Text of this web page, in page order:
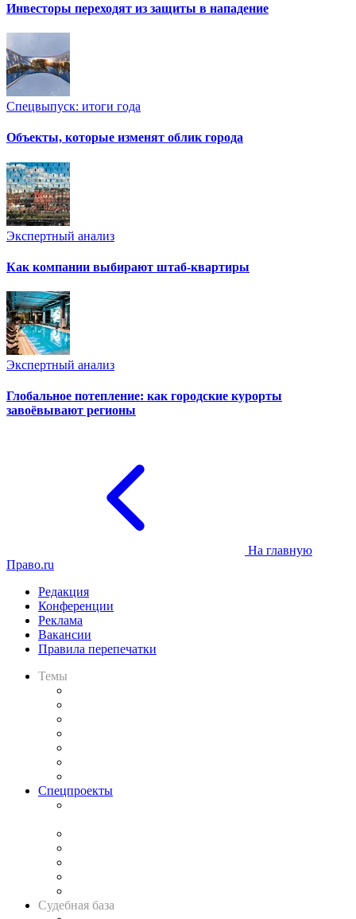
Инвесторы переходят из защиты в нападение
Спецвыпуск: итоги года
Объекты, которые изменят облик города
Экспертный анализ
Как компании выбирают штаб-квартиры
Экспертный анализ
Глобальное потепление: как городские курорты
завоёвывают регионы
На главную
Право.ru
Редакция
Конференции
Реклама
Вакансии
Правила перепечатки
Темы
Спецпроекты
Судебная база